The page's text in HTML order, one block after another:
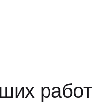
работ